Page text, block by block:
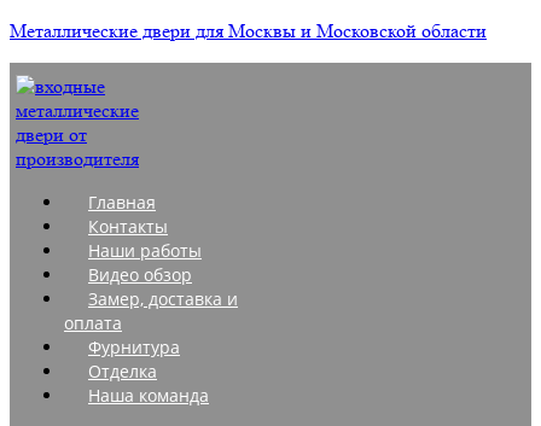
Металлические двери для Москвы и Московской области
Главная
Контакты
Наши работы
Видео обзор
Замер, доставка и
оплата
Фурнитура
Отделка
Наша команда